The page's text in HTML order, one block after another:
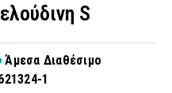
S
Άμεσα Διαθέσιμο
1